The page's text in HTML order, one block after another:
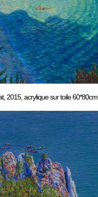
2015, acrylique sur toile 60*80cm